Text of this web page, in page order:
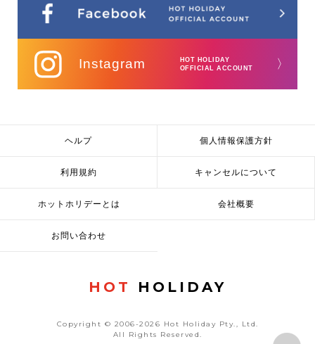
Instagram
HOT HOLIDAY
OFFICIAL ACCOUNT
〉
ヘルプ 個人情報保護方針
利用規約 キャンセルについて
ホットホリデーとは 会社概要
お問い合わせ
HOT HOLIDAY
Copyright © 2006-2026 Hot Holiday Pty., Ltd.
All Rights Reserved.